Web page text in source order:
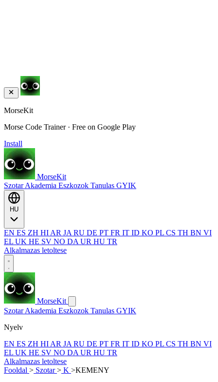
MorseKit
Morse Code Trainer · Free on Google Play
Install
MorseKit
SzotarAkademia Eszkozok Tanulas GYIK
EN ES ZH HI AR JA RU DE PT FR IT ID KO PL CS TH BN VI
EL UK HE SV NO DA UR HU TR
Alkalmazas letoltese
MorseKit
SzotarAkademia Eszkozok Tanulas GYIK
Nyelv
EN ES ZH HI AR JA RU DE PT FR IT ID KO PL CS TH BN VI
EL UK HE SV NO DA UR HU TR
Alkalmazas letoltese
Fooldal > Szotar> K >KEMENY